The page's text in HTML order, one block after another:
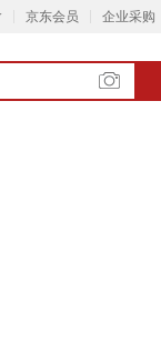
京东会员 企业采购